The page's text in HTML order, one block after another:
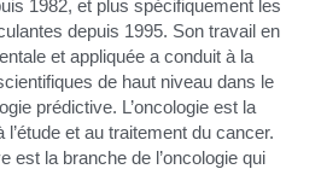
1982, et plus spécifiquement les
depuis 1995. Son travail en
et appliquée a conduit à la
de haut niveau dans le
prédictive. L’oncologie est la
et au traitement du cancer.
est la branche de l’oncologie qui